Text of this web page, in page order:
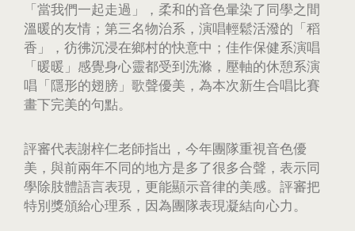
「當我們一起走過」，柔和的音色暈染了同學之間
溫暖的友情；第三名物治系，演唱輕鬆活潑的「稻
香」，彷彿沉浸在鄉村的快意中；佳作保健系演唱
「暖暖」感覺身心靈都受到洗滌，壓軸的休憩系演
唱「隱形的翅膀」歌聲優美，為本次新生合唱比賽
畫下完美的句點。
評審代表謝梓仁老師指出，今年團隊重視音色優
美，與前兩年不同的地方是多了很多合聲，表示同
學除肢體語言表現，更能顯示音律的美感。評審把
特別獎頒給心理系，因為團隊表現凝結向心力。